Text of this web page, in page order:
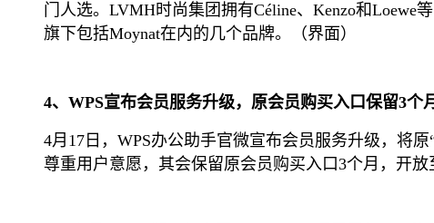
门人选。LVMH时尚集团拥有Céline、Kenzo和Loewe
旗下包括Moynat在内的几个品牌。（界面）
4、WPS宣布会员服务升级，原会员购买入口保留3个
4月17日，WPS办公助手官微宣布会员服务升级，将
尊重用户意愿，其会保留原会员购买入口3个月，开放